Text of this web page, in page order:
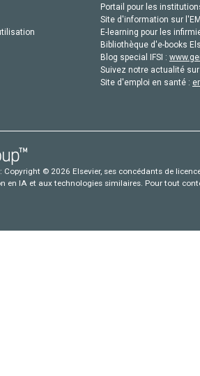
Portail pour les
Site d'information sur
E-learning pour les
Bibliothèque d'e-books
Blog special IFSI :
Suivez notre actualité
Site d'emploi en santé :
Copyright © 2026 Elsevier, ses concédants de
en IA et aux technologies similaires. Pour tout